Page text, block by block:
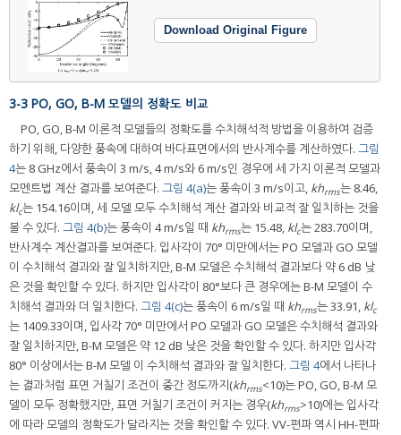
Download Original Figure
3-3 PO, GO, B-M 모델의 정확도 비교
PO, GO, B-M 이론적 모델들의 정확도를 수치해석적 방법을 이용하여 검증
하기 위해, 다양한 풍속에 대하여 바다표면에서의 반사계수를 계산하였다. 그림
4는 8 GHz에서 풍속이 3 m/s, 4 m/s와 6 m/s인 경우에 세 가지 이론적 모델과
모멘트법 계산 결과를 보여준다. 그림 4(a)는 풍속이 3 m/s이고, khrms는 8.46,
klc는 154.16이며, 세 모델 모두 수치해석 계산 결과와 비교적 잘 일치하는 것을
볼 수 있다. 그림 4(b)는 풍속이 4 m/s일 때 khrms는 15.48, klc는 283.70이며,
반사계수 계산결과를 보여준다. 입사각이 70° 미만에서는 PO 모델과 GO 모델
이 수치해석 결과와 잘 일치하지만, B-M 모델은 수치해석 결과보다 약 6 dB 낮
은 것을 확인할 수 있다. 하지만 입사각이 80°보다 큰 경우에는 B-M 모델이 수
치해석 결과와 더 일치한다. 그림 4(c)는 풍속이 6 m/s일 때 khrms는 33.91, klc
는 1409.33이며, 입사각 70° 미만에서 PO 모델과 GO 모델은 수치해석 결과와
잘 일치하지만, B-M 모델은 약 12 dB 낮은 것을 확인할 수 있다. 하지만 입사각
80° 이상에서는 B-M 모델 이 수치해석 결과와 잘 일치한다. 그림 4에서 나타나
는 결과처럼 표면 거칠기 조건이 중간 정도까지(khrms<10)는 PO, GO, B-M 모
델이 모두 정확했지만, 표면 거칠기 조건이 커지는 경우(khrms>10)에는 입사각
에 따라 모델의 정확도가 달라지는 것을 확인할 수 있다. VV-편파 역시 HH-편파